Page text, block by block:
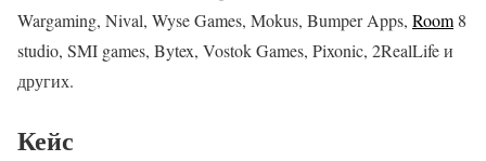
Wargaming, Nival, Wyse Games, Mokus, Bumper Apps, Room8
studio, SMI games, Bytex, Vostok Games, Pixonic, 2RealLife и
других.
Кейс